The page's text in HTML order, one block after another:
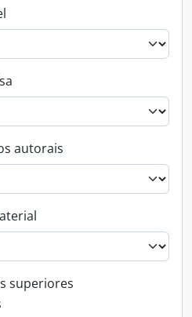
autorais
de nível superior
superiores